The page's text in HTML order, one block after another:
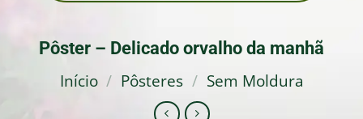
Pôster – Delicado orvalho da manhã
Início / Pôsteres / Sem Moldura